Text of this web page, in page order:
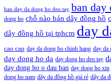
ban day da dong ho deo tay ban day
dong ho chỗ nào bán dây đồng hồ
dây đồng hồ tại tphcm day
cao cap day da dong ho chinh hang day da
day dong ho da day dong ho deo tay
day dong ho o dau ban day dong ho xin
dong ho nam dây da đồng hồ giá rẻ dây da